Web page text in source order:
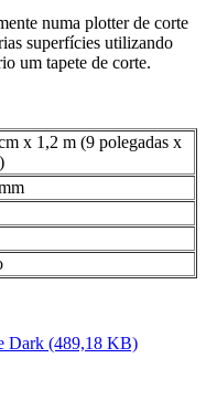
numa plotter de corte
superfícies utilizando
um tapete de corte.
x 1,2 m (9 polegadas x
Dark (489,18 KB)